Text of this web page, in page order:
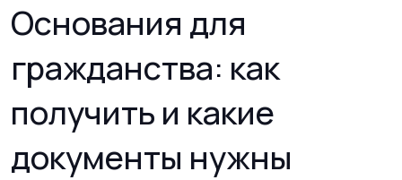
Основания для
гражданства: как
получить и какие
документы нужны